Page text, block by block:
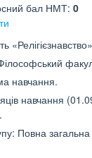
бал НМТ: 0
навчання.
навчання
Повна загальна